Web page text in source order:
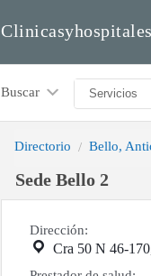
Buscar
Directorio Bello,
Sede Bello 2
Dirección:
Cra 50 N 46-